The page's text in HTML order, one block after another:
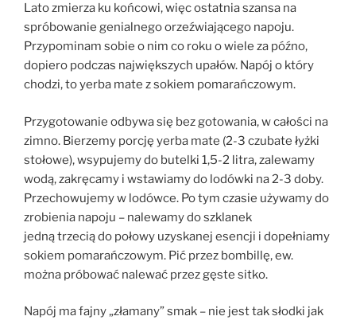
Lato zmierza ku końcowi, więc ostatnia szansa na
spróbowanie genialnego orzeźwiającego napoju.
Przypominam sobie o nim co roku o wiele za późno,
dopiero podczas największych upałów. Napój o który
chodzi, to yerba mate z sokiem pomarańczowym.
Przygotowanie odbywa się bez gotowania, w całości na
zimno. Bierzemy porcję yerba mate (2-3 czubate łyżki
stołowe), wsypujemy do butelki 1,5-2 litra, zalewamy
wodą, zakręcamy i wstawiamy do lodówki na 2-3 doby.
Przechowujemy w lodówce. Po tym czasie używamy do
zrobienia napoju – nalewamy do szklanek
jedną trzecią do połowy uzyskanej esencji i dopełniamy
sokiem pomarańczowym. Pić przez bombillę, ew.
można próbować nalewać przez gęste sitko.
Napój ma fajny „złamany” smak – nie jest tak słodki jak